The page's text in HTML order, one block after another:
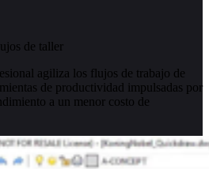
de taller
agiliza los flujos de trabajo de
de productividad impulsadas por
a un menor costo de